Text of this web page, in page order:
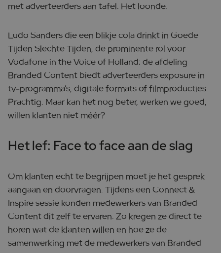
met adverteerders aan tafel. Het loonde.
Ludo Sanders die een blikje cola drinkt in Goede
Tijden Slechte Tijden, de prominente rol voor
Vodafone in the Voice of Holland: de afdeling
Branded Content biedt adverteerders exposure in
tv-programma’s, digitale formats of filmproducties.
Prachtig. Maar kan het nog beter, werken we goed,
willen klanten niet méér?
Het lef: Face to face aan de slag
Om klanten echt te begrijpen moet je het gesprek
aangaan en doorvragen. Tijdens een Connect &
Inspire sessie konden medewerkers van Branded
Content dit zelf te ervaren. Zo kregen ze direct te
horen wat de klanten willen en hoe ze de
samenwerking met de medewerkers van Branded